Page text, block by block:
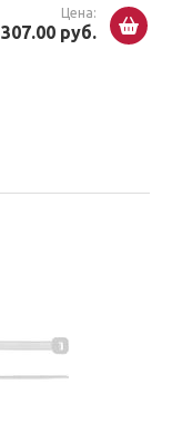
Цена:
307.00 руб.